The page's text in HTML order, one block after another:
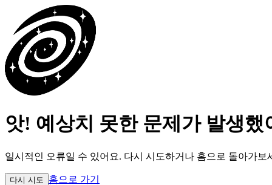
앗! 예상치 못한 문제가 발생했
일시적인 오류일 수 있어요. 다시 시도하거나 홈으로 돌아가보
다시 시도 홈으로 가기